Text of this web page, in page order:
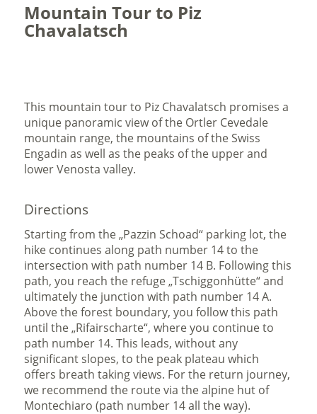
Mountain Tour to Piz
Chavalatsch
This mountain tour to Piz Chavalatsch promises a
unique panoramic view of the Ortler Cevedale
mountain range, the mountains of the Swiss
Engadin as well as the peaks of the upper and
lower Venosta valley.
Directions
Starting from the „Pazzin Schoad“ parking lot, the
hike continues along path number 14 to the
intersection with path number 14 B. Following this
path, you reach the refuge „Tschiggonhütte“ and
ultimately the junction with path number 14 A.
Above the forest boundary, you follow this path
until the „Rifairscharte“, where you continue to
path number 14. This leads, without any
significant slopes, to the peak plateau which
offers breath taking views. For the return journey,
we recommend the route via the alpine hut of
Montechiaro (path number 14 all the way).